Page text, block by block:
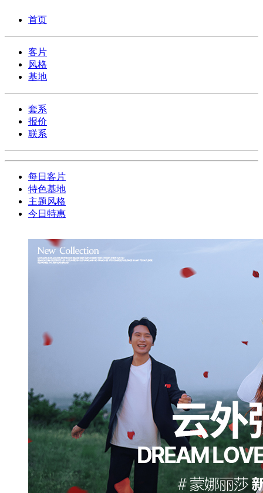
首页
客片
风格
基地
套系
报价
联系
每日客片
特色基地
主题风格
今日特惠